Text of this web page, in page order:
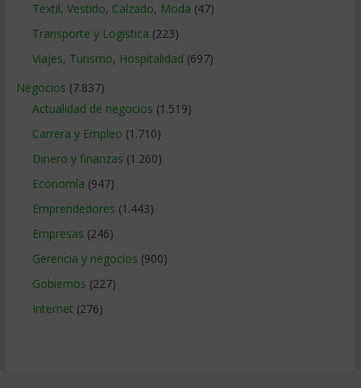
Textil, Vestido, Calzado, Moda (47)
Transporte y Logistica (223)
Viajes, Turismo, Hospitalidad (697)
Negocios (7.837)
Actualidad de negocios (1.519)
Carrera y Empleo (1.710)
Dinero y finanzas (1.260)
Economía (947)
Emprendedores (1.443)
Empresas (246)
Gerencia y negocios (900)
Gobiernos (227)
Internet (276)